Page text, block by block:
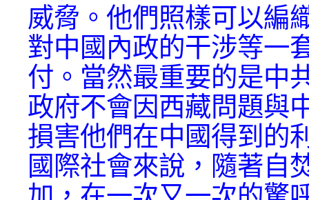
威脅。他們照樣可以編
對中國內政的干涉等一
付。當然最重要的是中
政府不會因西藏問題與
損害他們在中國得到的
國際社會來說，隨著自